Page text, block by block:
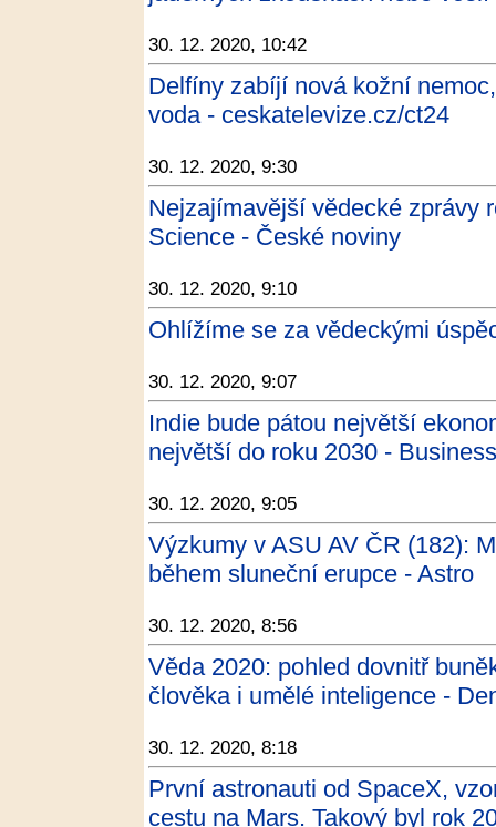
30. 12. 2020, 10:42
Delfíny zabíjí nová kožní
voda - ceskatelevize.cz/ct24
30. 12. 2020, 9:30
Nejzajímavější vědecké zprávy
Science - České noviny
30. 12. 2020, 9:10
Ohlížíme se za vědeckými
30. 12. 2020, 9:07
Indie bude pátou největší
největší do roku 2030 -
30. 12. 2020, 9:05
Výzkumy v ASU AV ČR (182):
během sluneční erupce - Astro
30. 12. 2020, 8:56
Věda 2020: pohled dovnitř
člověka i umělé inteligence -
30. 12. 2020, 8:18
První astronauti od SpaceX,
cestu na Mars. Takový byl rok